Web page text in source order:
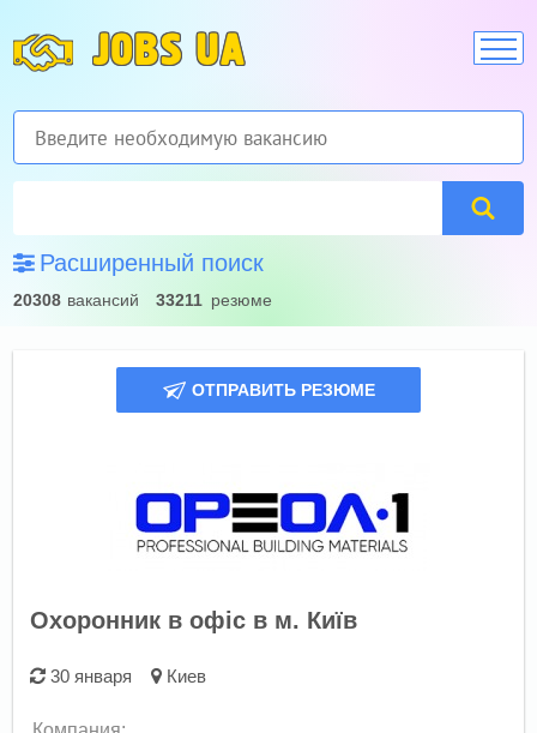
JOBS UA
Расширенный поиск
20308 вакансий 33211 резюме
ОТПРАВИТЬ РЕЗЮМЕ
Охоронник в офіс в м. Київ
30 января Киев